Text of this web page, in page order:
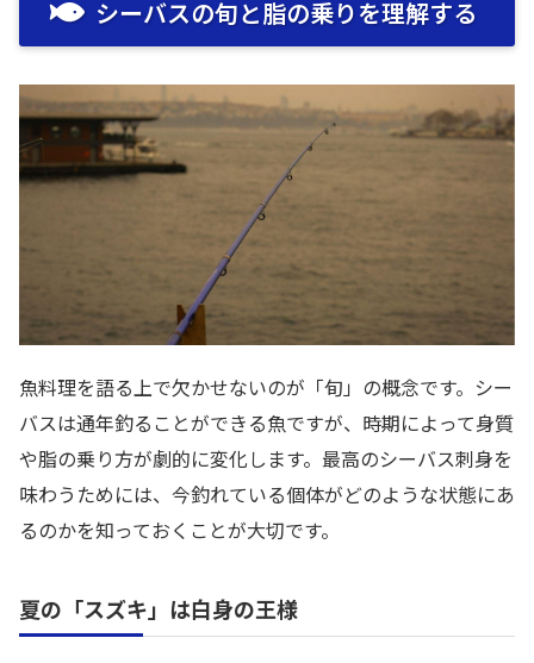
シーバスの旬と脂の乗りを理解する
魚料理を語る上で欠かせないのが「旬」の概念です。シー
バスは通年釣ることができる魚ですが、時期によって身質
や脂の乗り方が劇的に変化します。最高のシーバス刺身を
味わうためには、今釣れている個体がどのような状態にあ
るのかを知っておくことが大切です。
夏の「スズキ」は白身の王様